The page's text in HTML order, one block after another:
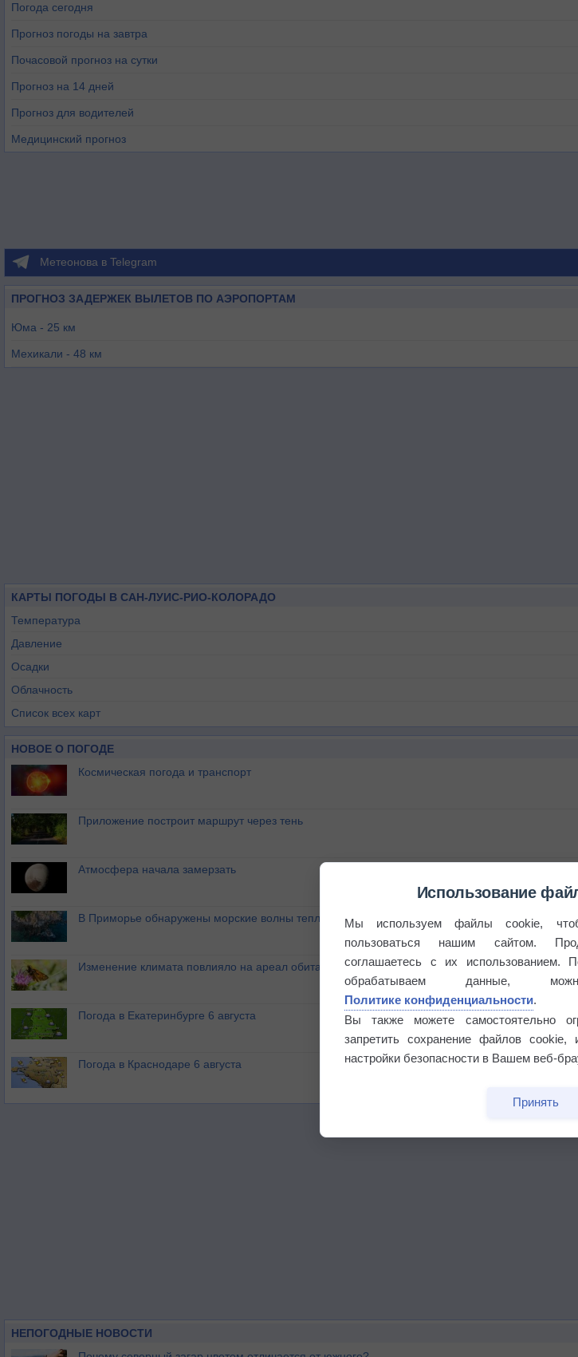
Погода сегодня
Прогноз погоды на завтра
Почасовой прогноз на сутки
Прогноз на 14 дней
Прогноз для водителей
Медицинский прогноз
Метеонова в Telegram
ПРОГНОЗ ЗАДЕРЖЕК ВЫЛЕТОВ ПО АЭРОПОРТАМ
Юма - 25 км
Мехикали - 48 км
КАРТЫ ПОГОДЫ В САН-ЛУИС-РИО-КОЛОРАДО
Температура
Давление
Осадки
Облачность
Список всех карт
НОВОЕ О ПОГОДЕ
Космическая погода и транспорт
Приложение построит маршрут через тень
Атмосфера начала замерзать
В Приморье обнаружены морские волны тепла
Изменение климата повлияло на ареал обитания бабочек
Погода в Екатеринбурге 6 августа
Погода в Краснодаре 6 августа
НЕПОГОДНЫЕ НОВОСТИ
Использование
Мы используем файлы cookie,
пользоваться нашим сайтом.
соглашаетесь с их использованием.
обрабатываем данные,
Политике конфиденциальности.
Вы также можете самостоятельно
запретить сохранение файлов cookie,
настройки безопасности в Вашем веб-
Принять